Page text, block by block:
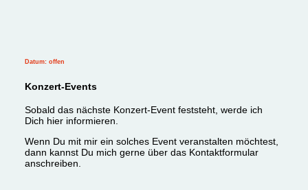
Datum: offen
Konzert-Events
Sobald das nächste Konzert-Event feststeht, werde ich
Dich hier informieren.
Wenn Du mit mir ein solches Event veranstalten möchtest,
dann kannst Du mich gerne über das Kontaktformular
anschreiben.